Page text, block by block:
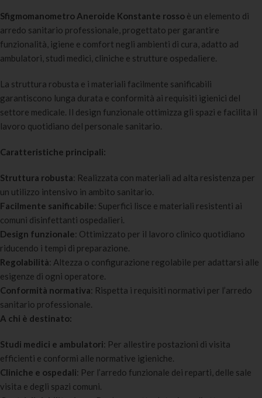
Sfigmomanometro Aneroide Konstante rosso è un elemento di
arredo sanitario professionale, progettato per garantire
funzionalità, igiene e comfort negli ambienti di cura, adatto ad
ambulatori, studi medici, cliniche e strutture ospedaliere.
La struttura robusta e i materiali facilmente sanificabili
garantiscono lunga durata e conformità ai requisiti igienici del
settore medicale. Il design funzionale ottimizza gli spazi e facilita il
lavoro quotidiano del personale sanitario.
Caratteristiche principali:
Struttura robusta: Realizzata con materiali ad alta resistenza per
un utilizzo intensivo in ambito sanitario.
Facilmente sanificabile: Superfici lisce e materiali resistenti ai
comuni disinfettanti ospedalieri.
Design funzionale: Ottimizzato per il lavoro clinico quotidiano
riducendo i tempi di preparazione.
Regolabilità: Altezza o configurazione regolabile per adattarsi alle
esigenze di ogni operatore.
Conformità normativa: Rispetta i requisiti normativi per l’arredo
sanitario professionale.
A chi è destinato:
Studi medici e ambulatori: Per allestire postazioni di visita
efficienti e conformi alle normative igieniche.
Cliniche e ospedali: Per l’arredo funzionale dei reparti, delle sale
visita e degli spazi comuni.